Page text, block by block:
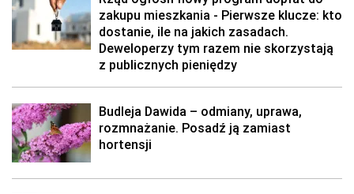
zakupu mieszkania - Pierwsze klucze: kto
dostanie, ile na jakich zasadach.
Deweloperzy tym razem nie skorzystają
z publicznych pieniędzy
Budleja Dawida – odmiany, uprawa,
rozmnażanie. Posadź ją zamiast
hortensji